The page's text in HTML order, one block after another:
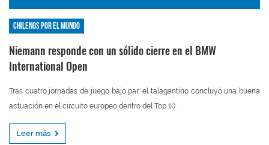
Chilenos por el mundo
Niemann responde con un sólido cierre en el BMW
International Open
Tras cuatro jornadas de juego bajo par, el talagantino concluyó una buena
actuación en el circuito europeo dentro del Top 10.
Leer más